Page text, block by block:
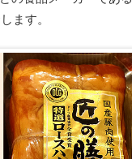
ます。